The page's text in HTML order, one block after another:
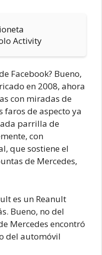
Activity
Facebook? Bueno,
en 2008, ahora
con miradas de
de aspecto ya
parrilla de
con
que sostiene el
de Mercedes,
es un Reanult
Bueno, no del
Mercedes encontró
del automóvil